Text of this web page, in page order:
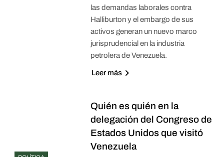
las demandas laborales contra
Halliburton y el embargo de sus
activos generan un nuevo marco
jurisprudencial en la industria
petrolera de Venezuela.
Leer más
Quién es quién en la
delegación del Congreso de
Estados Unidos que visitó
Venezuela